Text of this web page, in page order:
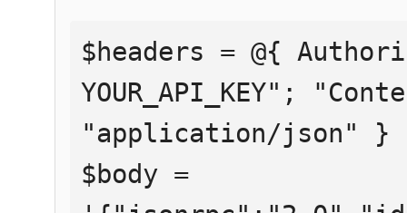
$headers = @{
YOUR_API_KEY";
"application/json" }
$body =